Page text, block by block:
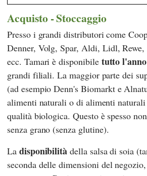
Acquisto - Stoccaggio
Presso i grandi distributori come
Denner, Volg,Spar, Aldi, Lidl,Rewe,
ecc. Tamari è disponibile tutto l'anno
grandi filiali. La maggior parte dei
(ad esempioDenn's Biomarkte
alimenti naturali o di alimenti
qualità biologica. Questo è spesso
senza grano (senza glutine).
La disponibilità della salsa di soia
seconda delle dimensioni del